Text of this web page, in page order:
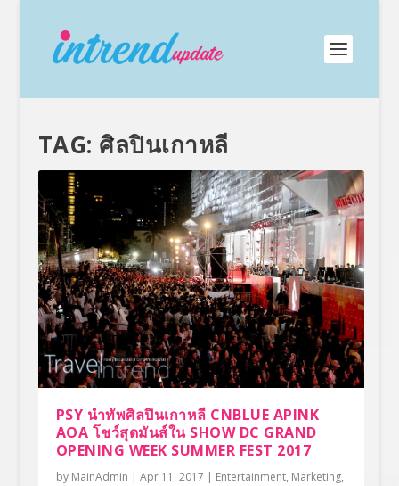
TAG: ศิลปินเกาหลี
PSY นำทัพศิลปินเกาหลี CNBLUE APINK
AOA โชว์สุดมันส์ใน SHOW DC GRAND
OPENING WEEK SUMMER FEST 2017
by MainAdmin | Apr 11, 2017 | Entertainment, Marketing,